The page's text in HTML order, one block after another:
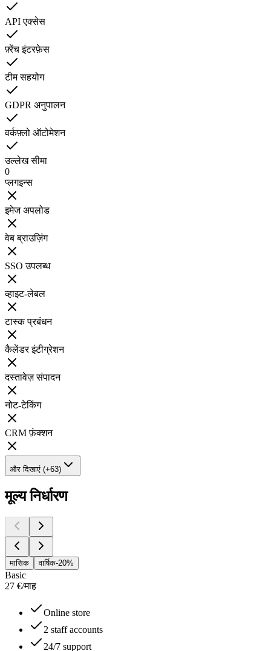
API एक्सेस
फ़्रेंच इंटरफ़ेस
टीम सहयोग
GDPR अनुपालन
वर्कफ़्लो ऑटोमेशन
उल्लेख सीमा
0
प्लगइन्स
इमेज अपलोड
वेब ब्राउज़िंग
SSO उपलब्ध
व्हाइट-लेबल
टास्क प्रबंधन
कैलेंडर इंटीग्रेशन
दस्तावेज़ संपादन
नोट-टेकिंग
CRM फ़ंक्शन
और दिखाएं (+63)
मूल्य निर्धारण
मासिक वार्षिक-20%
Basic
27 €/माह
Online store
2 staff accounts
24/7 support